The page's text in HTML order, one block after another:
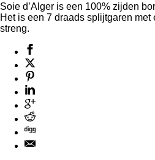
Soie d’Alger is een 100% zijden
Het is een 7 draads splijtgaren
streng.